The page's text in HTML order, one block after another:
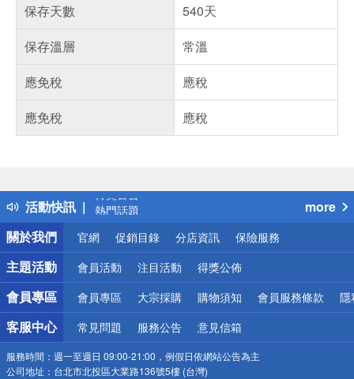
保存天數
540天
保存溫層
常溫
應免稅
應稅
應免稅
應稅
活動快訊
得獎公告
熱門話題
銀行優惠
偏遠地區配送
詐騙網頁！請小心！
more
關於我們
官網 促銷目錄 分店資訊 保險服務
主題活動 會員活動 注目活動 得獎公佈
會員專區 會員專區 大宗採購 購物須知 會員服務條款 隱
客服中心 常見問題 服務公告 意見信箱
服務時間： 週一至週日 09:00-21:00，例假日依網站公告為主
公司地址： 台北市北投區大業路136號5樓 (台灣)